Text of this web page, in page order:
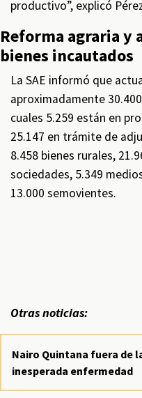
productivo”, explicó
Reforma agraria y
bienes incautados
La SAE informó que
aproximadamente
cuales 5.259 están en
25.147 en trámite de
8.458 bienes rurales,
sociedades, 5.349
13.000 semovientes.
Otras noticias:
Nairo Quintana fuera de
inesperada enfermedad